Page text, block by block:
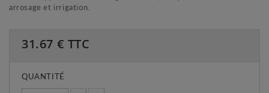
arrosage et irrigation.
31.67 € TTC
QUANTITÉ